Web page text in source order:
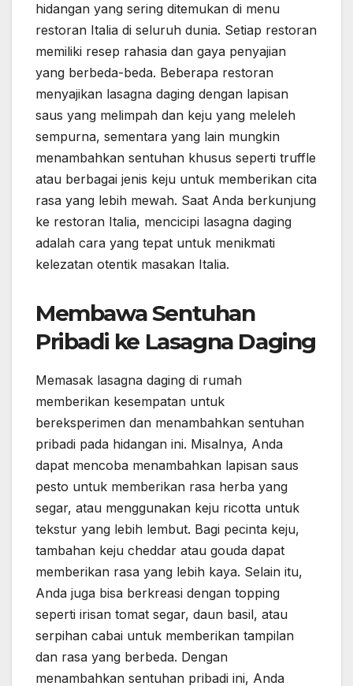
hidangan yang sering ditemukan di menu
restoran Italia di seluruh dunia. Setiap restoran
memiliki resep rahasia dan gaya penyajian
yang berbeda-beda. Beberapa restoran
menyajikan lasagna daging dengan lapisan
saus yang melimpah dan keju yang meleleh
sempurna, sementara yang lain mungkin
menambahkan sentuhan khusus seperti truffle
atau berbagai jenis keju untuk memberikan cita
rasa yang lebih mewah. Saat Anda berkunjung
ke restoran Italia, mencicipi lasagna daging
adalah cara yang tepat untuk menikmati
kelezatan otentik masakan Italia.
Membawa Sentuhan
Pribadi ke Lasagna Daging
Memasak lasagna daging di rumah
memberikan kesempatan untuk
bereksperimen dan menambahkan sentuhan
pribadi pada hidangan ini. Misalnya, Anda
dapat mencoba menambahkan lapisan saus
pesto untuk memberikan rasa herba yang
segar, atau menggunakan keju ricotta untuk
tekstur yang lebih lembut. Bagi pecinta keju,
tambahan keju cheddar atau gouda dapat
memberikan rasa yang lebih kaya. Selain itu,
Anda juga bisa berkreasi dengan topping
seperti irisan tomat segar, daun basil, atau
serpihan cabai untuk memberikan tampilan
dan rasa yang berbeda. Dengan
menambahkan sentuhan pribadi ini, Anda